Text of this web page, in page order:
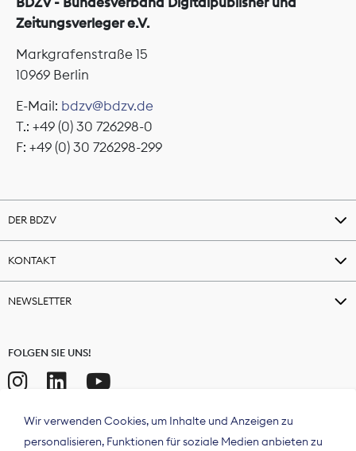
Zeitungsverleger e.V.
Markgrafenstraße 15
10969 Berlin
E-Mail: bdzv@bdzv.de
T.: +49 (0) 30 726298-0
F: +49 (0) 30 726298-299
DER BDZV
KONTAKT
NEWSLETTER
FOLGEN SIE UNS!
Wir verwenden Cookies, um Inhalte und Anzeigen zu
personalisieren, Funktionen für soziale Medien anbieten zu